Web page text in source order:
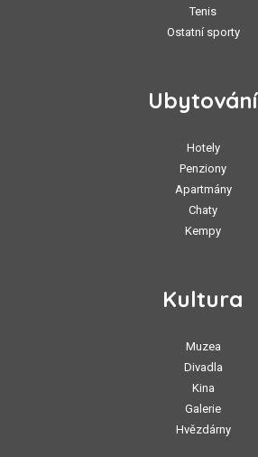
Tenis
Ostatní sporty
Ubytování
Hotely
Penziony
Apartmány
Chaty
Kempy
Kultura
Muzea
Divadla
Kina
Galerie
Hvězdárny